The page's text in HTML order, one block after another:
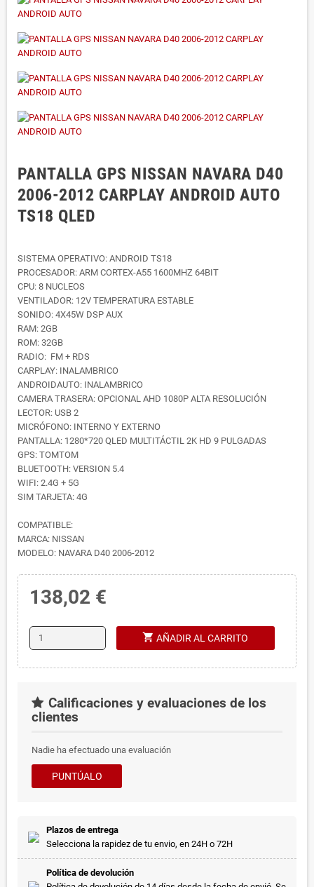
PANTALLA GPS NISSAN NAVARA D40
2006-2012 CARPLAY ANDROID AUTO
TS18 QLED
SISTEMA OPERATIVO: ANDROID TS18
PROCESADOR: ARM CORTEX-A55 1600MHZ 64BIT
CPU: 8 NUCLEOS
VENTILADOR: 12V TEMPERATURA ESTABLE
SONIDO: 4X45W DSP AUX
RAM: 2GB
ROM: 32GB
RADIO: FM + RDS
CARPLAY: INALAMBRICO
ANDROIDAUTO: INALAMBRICO
CAMERA TRASERA: OPCIONAL AHD 1080P ALTA RESOLUCIÓN
LECTOR: USB 2
MICRÓFONO: INTERNO Y EXTERNO
PANTALLA: 1280*720 QLED MULTITÁCTIL 2K HD 9 PULGADAS
GPS: TOMTOM
BLUETOOTH: VERSION 5.4
WIFI: 2.4G + 5G
SIM TARJETA: 4G
COMPATIBLE:
MARCA: NISSAN
MODELO: NAVARA D40 2006-2012
138,02 €
shopping_cart AÑADIR AL CARRITO
Calificaciones y evaluaciones de los
clientes
Nadie ha efectuado una evaluación
PUNTÚALO
Plazos de entrega
Selecciona la rapidez de tu envio, en 24H o 72H
Política de devolución